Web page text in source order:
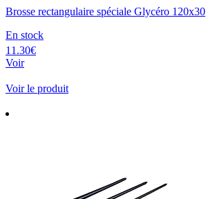
Brosse rectangulaire spéciale Glycéro 120x30
En stock
11.30€
Voir
Voir le produit